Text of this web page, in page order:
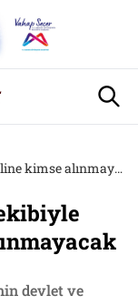
Trump yarın bin kişilik ekibiyle geliyor. Oteline kimse alınmayacak
devlet ve